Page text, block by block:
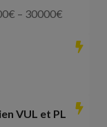
€ – 30000€
VUL et PL